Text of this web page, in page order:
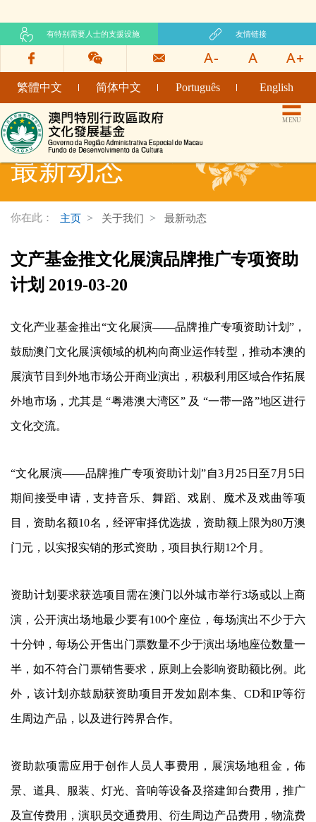
有特别需要人士的支援设施 友情链接
繁體中文 简体中文 Português English
文化发展基金网页 MENU
最新动态
你在此： 主页 关于我们 最新动态
文产基金推文化展演品牌推广专项资助
计划 2019-03-20
文化产业基金推出“文化展演——品牌推广专项资助计划”，
鼓励澳门文化展演领域的机构向商业运作转型，推动本澳的
展演节目到外地市场公开商业演出，积极利用区域合作拓展
外地市场，尤其是 “粤港澳大湾区” 及 “一带一路”地区进行
文化交流。
“文化展演——品牌推广专项资助计划”自3月25日至7月5日
期间接受申请，支持音乐、舞蹈、戏剧、魔术及戏曲等项
目，资助名额10名，经评审择优选拔，资助额上限为80万澳
门元，以实报实销的形式资助，项目执行期12个月。
资助计划要求获选项目需在澳门以外城市举行3场或以上商
演，公开演出场地最少要有100个座位，每场演出不少于六
十分钟，每场公开售出门票数量不少于演出场地座位数量一
半，如不符合门票销售要求，原则上会影响资助额比例。此
外，该计划亦鼓励获资助项目开发如剧本集、CD和IP等衍
生周边产品，以及进行跨界合作。
资助款项需应用于创作人员人事费用，展演场地租金，佈
景、道具、服装、灯光、音响等设备及撘建卸台费用，推广
及宣传费用，演职员交通费用、衍生周边产品费用，物流费